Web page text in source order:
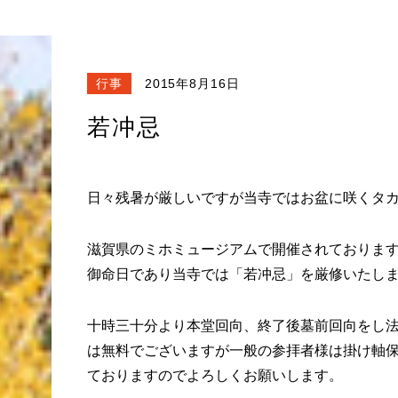
行事 2015年8月16日
若冲忌
日々残暑が厳しいですが当寺ではお盆に咲くタ
滋賀県のミホミュージアムで開催されておりま
御命日であり当寺では「若冲忌」を厳修いたし
十時三十分より本堂回向、終了後墓前回向をし
は無料でございますが一般の参拝者様は掛け軸
ておりますのでよろしくお願いします。